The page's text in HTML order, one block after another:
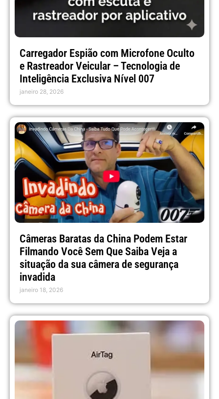
Carregador Espião com Microfone Oculto
e Rastreador Veicular – Tecnologia de
Inteligência Exclusiva Nível 007
janeiro 28, 2026
Câmeras Baratas da China Podem Estar
Filmando Você Sem Que Saiba Veja a
situação da sua câmera de segurança
invadida
janeiro 18, 2026